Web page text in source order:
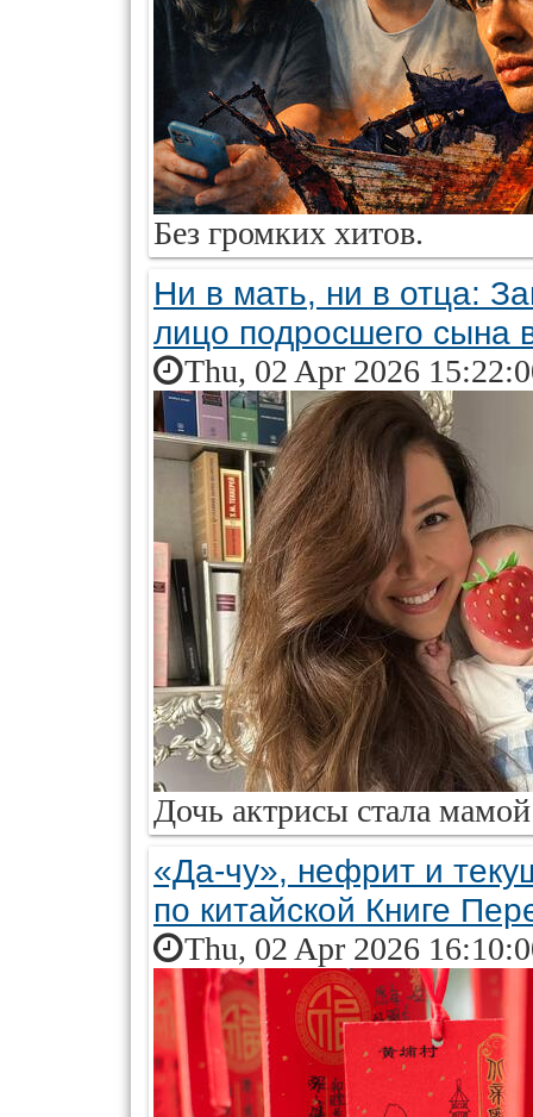
Без громких хитов.
Ни в мать, ни в отца:
лицо подросшего сына
Thu, 02 Apr 2026
Дочь актрисы стала мамой
«Да-чу», нефрит и
по китайской Книге
Thu, 02 Apr 2026